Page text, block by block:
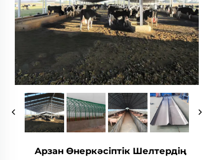
Арзан Өнеркәсіптік Шелтердің